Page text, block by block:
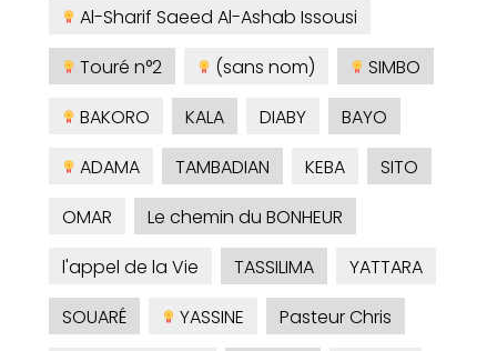
Al-Sharif Saeed Al-Ashab Issousi
Touré n°2
(sans nom)
SIMBO
BAKORO
KALA DIABY
BAYO
ADAMA
TAMBADIAN KEBA
SITO
OMAR
Le chemin du BONHEUR
l'appel de la Vie
TASSILIMA
YATTARA
SOUARÉ
YASSINE
Pasteur Chris